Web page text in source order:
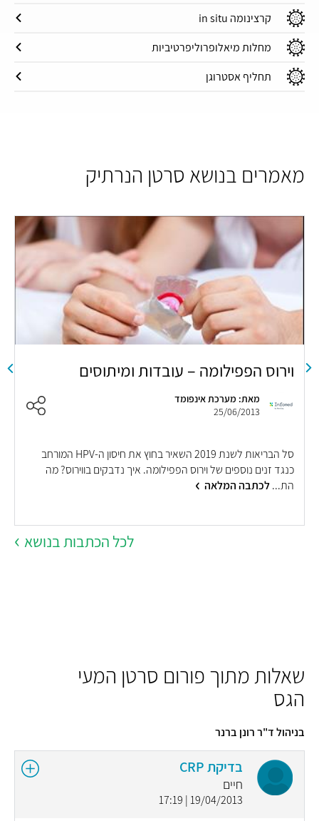
קרצינומה in situ
מחלות מיאלופרוליפרטיביות
תחליף אסטרוגן
מאמרים בנושא סרטן הנרתיק
וירוס הפפילומה – עובדות ומיתוסים
מאת: מערכת אינפומד
25/06/2013
סל הבריאות לשנת 2019 השאיר בחוץ את חיסון ה-HPV המורחב
כנגד זנים נוספים של וירוס הפפילומה. איך נדבקים בווירוס? מה
הת...לכתבה המלאה
לכל הכתבות בנושא
שאלות מתוך פורום סרטן המעי
הגס
בניהול ד"ר רונן ברנר
בדיקת CRP
חיים
19/04/2013 | 17:19